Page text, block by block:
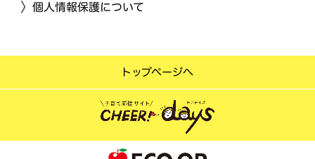
個人情報保護について
トップページへ